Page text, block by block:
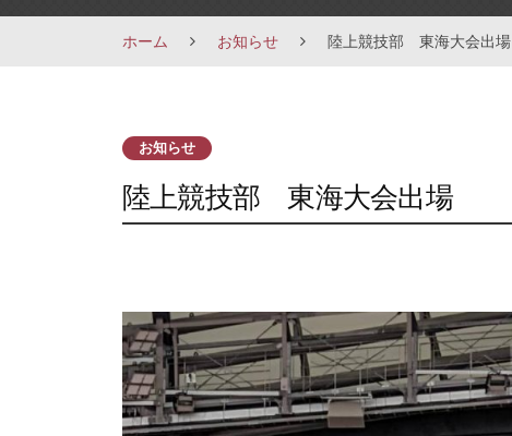
ホーム お知らせ 陸上競技部 東海大会出場
お知らせ
陸上競技部 東海大会出場